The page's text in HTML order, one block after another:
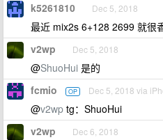
k5261810 Dec 5, 2018
最近 mix2s 6+128 2699 就很
v2wp Dec 5, 2018
@ShuoHui 是的
fcmio OP Dec 5, 2018 via
@v2wp tg：ShuoHui
v2wp Dec 6, 2018